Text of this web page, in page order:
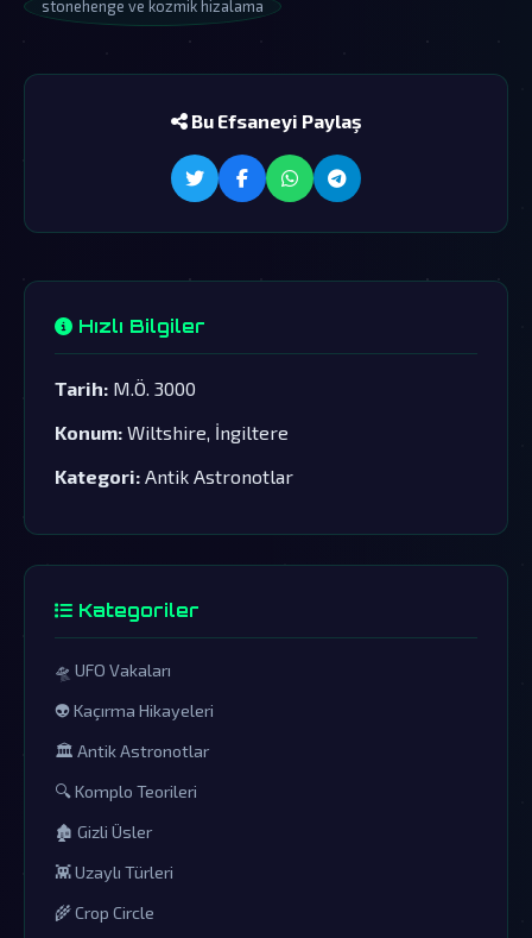
stonehenge ve kozmik hizalama
Bu Efsaneyi Paylaş
Hızlı Bilgiler
Tarih: M.Ö. 3000
Konum: Wiltshire, İngiltere
Kategori: Antik Astronotlar
Kategoriler
🛸 UFO Vakaları
👽 Kaçırma Hikayeleri
🏛️ Antik Astronotlar
🔍 Komplo Teorileri
🏚️ Gizli Üsler
👾 Uzaylı Türleri
🌾 Crop Circle